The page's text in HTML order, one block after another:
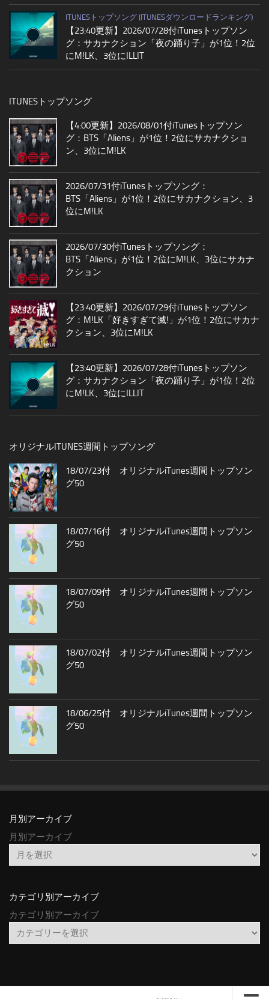
ITUNESトップソング (ITUNESダウンロードランキング)
【23:40更新】2026/07/28付iTunesトップソン
グ：サカナクション「夜の踊り子」が1位！2位
にM!LK、3位にILLIT
ITUNESトップソング
【4:00更新】2026/08/01付iTunesトップソン
グ：BTS「Aliens」が1位！2位にサカナクショ
ン、3位にM!LK
2026/07/31付iTunesトップソング：
BTS「Aliens」が1位！2位にサカナクション、3
位にM!LK
2026/07/30付iTunesトップソング：
BTS「Aliens」が1位！2位にM!LK、3位にサカナ
クション
【23:40更新】2026/07/29付iTunesトップソン
グ：M!LK「好きすぎて滅!」が1位！2位にサカナ
クション、3位にM!LK
【23:40更新】2026/07/28付iTunesトップソン
グ：サカナクション「夜の踊り子」が1位！2位
にM!LK、3位にILLIT
オリジナルITUNES週間トップソング
18/07/23付 オリジナルiTunes週間トップソン
グ50
18/07/16付 オリジナルiTunes週間トップソン
グ50
18/07/09付 オリジナルiTunes週間トップソン
グ50
18/07/02付 オリジナルiTunes週間トップソン
グ50
18/06/25付 オリジナルiTunes週間トップソン
グ50
月別アーカイブ
月別アーカイブ
カテゴリ別アーカイブ
カテゴリ別アーカイブ